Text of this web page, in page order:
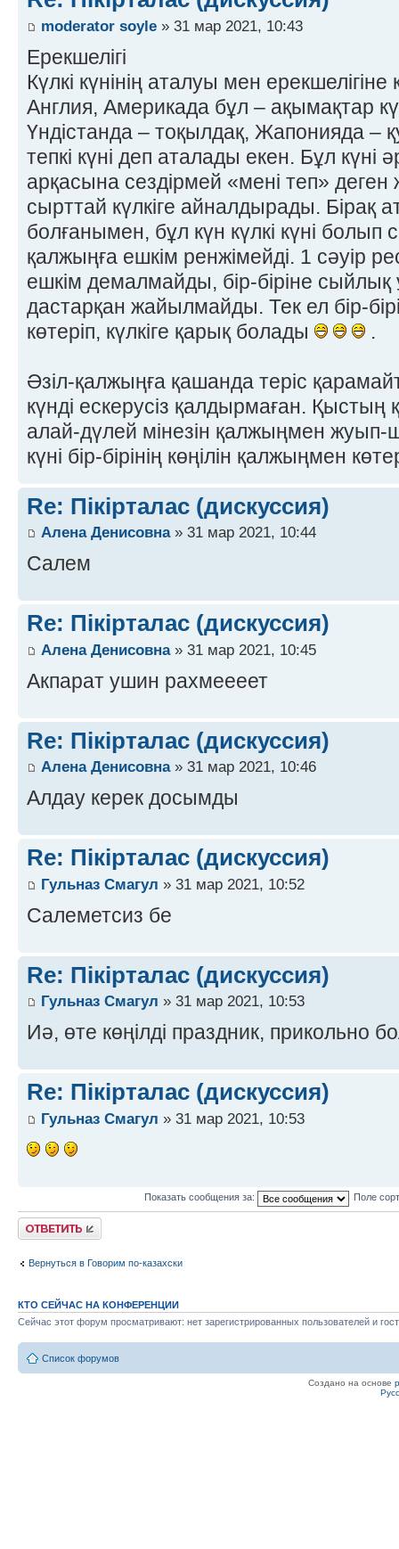
moderator soyle » 31 мар 2021, 10:43
Ерекшелігі
Күлкі күнінің аталуы мен
Англия, Америкада бұл – ақымақтар
Үндістанда – тоқылдақ, Жапонияда –
тепкі күні деп аталады екен. Бұл күні
арқасына сездірмей «мені теп» деген
сырттай күлкіге айналдырады. Бірақ
болғанымен, бұл күн күлкі күні болып
қалжыңға ешкім ренжімейді. 1 сәуір
ешкім демалмайды, бір-біріне
дастарқан жайылмайды. Тек ел бір-
көтеріп, күлкіге қарық болады
.
Әзіл-қалжыңға қашанда теріс
күнді ескерусіз қалдырмаған. Қыстың
алай-дүлей мінезін қалжыңмен жуып-
күні бір-бірінің көңілін қалжыңмен
Re: Пікірталас (дискуссия)
Алена Денисовна» 31 мар 2021, 10:44
Салем
Re: Пікірталас (дискуссия)
Алена Денисовна» 31 мар 2021, 10:45
Акпарат ушин рахмеееет
Re: Пікірталас (дискуссия)
Алена Денисовна» 31 мар 2021, 10:46
Алдау керек досымды
Re: Пікірталас (дискуссия)
Гульназ Смагул » 31 мар 2021, 10:52
Салеметсиз бе
Re: Пікірталас (дискуссия)
Гульназ Смагул » 31 мар 2021, 10:53
Иә, өте көңілді праздник, прикольно
Re: Пікірталас (дискуссия)
Гульназ Смагул » 31 мар 2021, 10:53
Показать сообщения за: Поле
Ответить
Вернуться в Говорим по-казахски
КТО СЕЙЧАС НА КОНФЕРЕНЦИИ
Сейчас этот форум просматривают: нет зарегистрированных пользователей и
Список форумов
Создано на основе